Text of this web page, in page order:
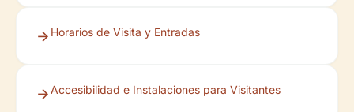
Horarios de Visita y Entradas
Accesibilidad e Instalaciones para Visitantes